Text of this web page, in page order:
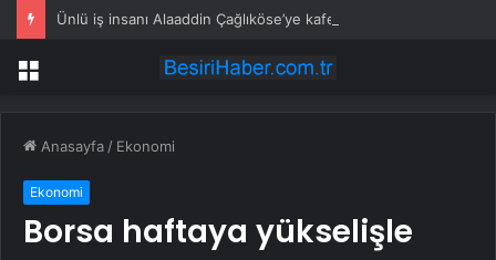
Menü
Anasayfa / Ekonomi
Ekonomi
Borsa haftaya yükselişle